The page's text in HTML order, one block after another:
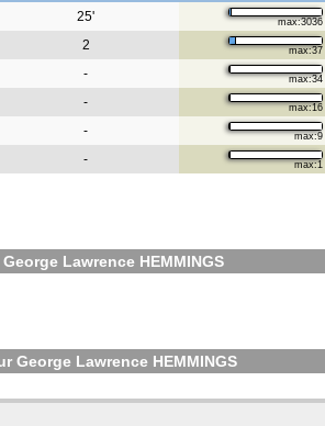
25' max:3036
2 max:37
- max:34
- max:16
- max:9
- max:1
George Lawrence HEMMINGS
George Lawrence HEMMINGS